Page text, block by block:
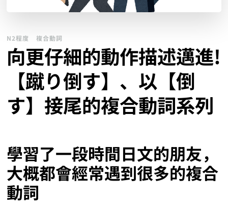
N2程度 複合動詞
向更仔細的動作描述邁進!
【蹴り倒す】、以【倒
す】接尾的複合動詞系列
學習了一段時間日文的朋友，
大概都會經常遇到很多的複合
動詞